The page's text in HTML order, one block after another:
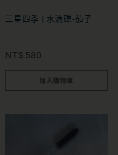
三星四季 | 水滴碟-茄子
NT$ 580
加入購物車